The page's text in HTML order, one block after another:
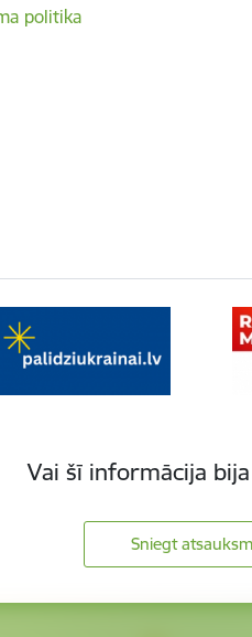
politika
Vai šī informācija
Sniegt